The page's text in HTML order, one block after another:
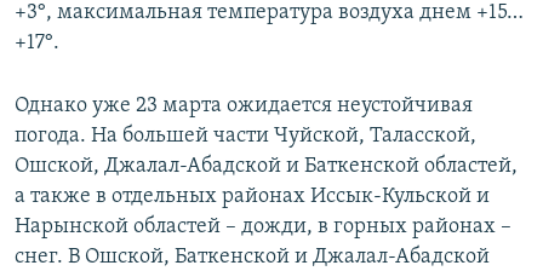
+3°, максимальная температура воздуха днем +15…
+17°.
Однако уже 23 марта ожидается неустойчивая
погода. На большей части Чуйской, Таласской,
Ошской, Джалал-Абадской и Баткенской областей,
а также в отдельных районах Иссык-Кульской и
Нарынской областей – дожди, в горных районах –
снег. В Ошской, Баткенской и Джалал-Абадской